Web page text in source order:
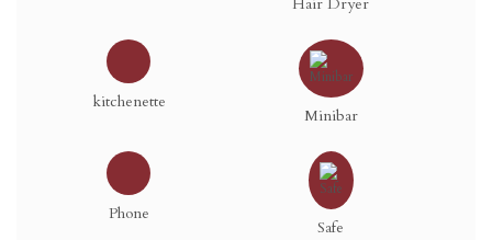
kitchenette
Minibar
Phone
Safe